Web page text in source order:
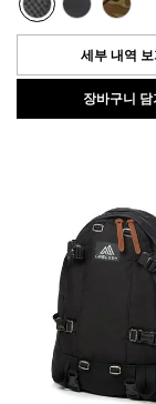
중
5.0
입
다.
세부 내역 보
장바구니 담